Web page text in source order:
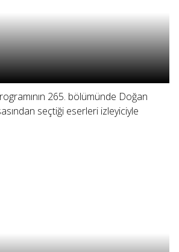
265. bölümünde Doğan
seçtiği eserleri izleyiciyle